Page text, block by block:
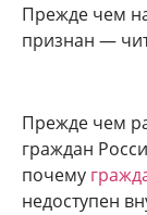
Прежде чем
признан —
Прежде чем
граждан
почему
недоступен